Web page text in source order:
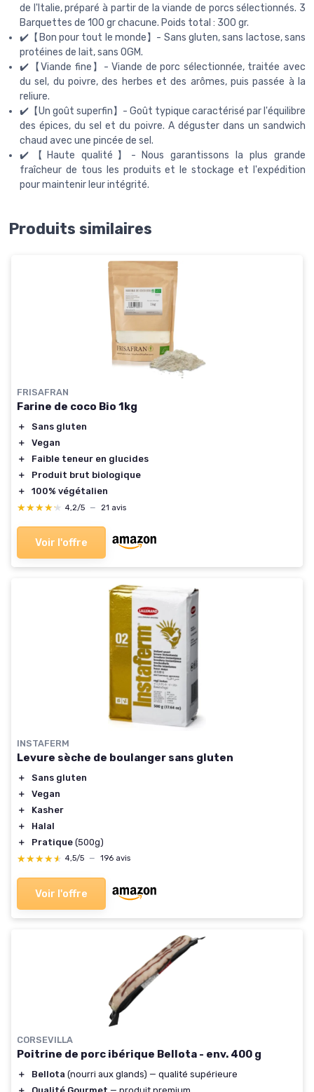
de l'Italie, préparé à partir de la viande de porcs sélectionnés. 3
Barquettes de 100 gr chacune. Poids total : 300 gr.
✔️【Bon pour tout le monde】- Sans gluten, sans lactose, sans
protéines de lait, sans OGM.
✔️【Viande fine】- Viande de porc sélectionnée, traitée avec
du sel, du poivre, des herbes et des arômes, puis passée à la
reliure.
✔️【Un goût superfin】- Goût typique caractérisé par l'équilibre
des épices, du sel et du poivre. A déguster dans un sandwich
chaud avec une pincée de sel.
✔️【Haute qualité】- Nous garantissons la plus grande
fraîcheur de tous les produits et le stockage et l'expédition
pour maintenir leur intégrité.
Produits similaires
FRISAFRAN
Farine de coco Bio 1kg
＋
Sans gluten
＋
Vegan
＋
Faible teneur en glucides
＋
Produit brut biologique
＋
100% végétalien
★★★★★
★★★★★ 4,2/5 — 21 avis
Voir l'offre
INSTAFERM
Levure sèche de boulanger sans gluten
＋
Sans gluten
＋
Vegan
＋
Kasher
＋
Halal
＋
Pratique (500g)
★★★★★
★★★★★ 4,5/5 — 196 avis
Voir l'offre
CORSEVILLA
Poitrine de porc ibérique Bellota - env. 400 g
＋ Bellota (nourri aux glands) — qualité supérieure